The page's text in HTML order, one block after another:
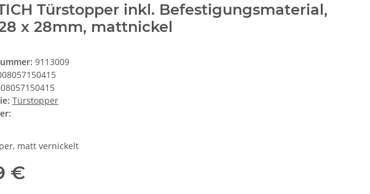
Türstopper inkl. Befestigungsmaterial,
x 28mm, mattnickel
9113009
Türstopper
matt vernickelt
€